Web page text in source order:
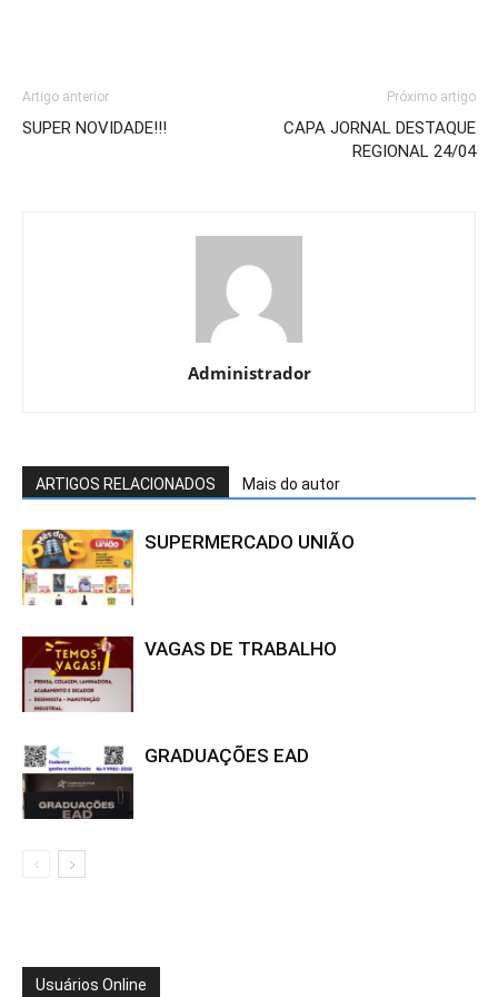
Artigo anterior
SUPER NOVIDADE!!!
Próximo artigo
CAPA JORNAL DESTAQUE
REGIONAL 24/04
Administrador
ARTIGOS RELACIONADOS Mais do autor
SUPERMERCADO UNIÃO
VAGAS DE TRABALHO
GRADUAÇÕES EAD
Usuários Online